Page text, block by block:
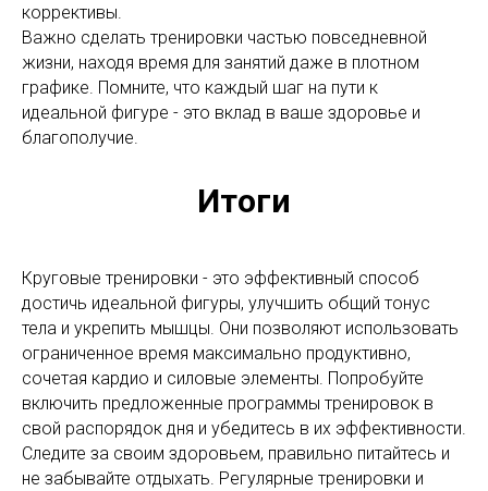
коррективы.
Важно сделать тренировки частью повседневной
жизни, находя время для занятий даже в плотном
графике. Помните, что каждый шаг на пути к
идеальной фигуре - это вклад в ваше здоровье и
благополучие.
Итоги
Круговые тренировки - это эффективный способ
достичь идеальной фигуры, улучшить общий тонус
тела и укрепить мышцы. Они позволяют использовать
ограниченное время максимально продуктивно,
сочетая кардио и силовые элементы. Попробуйте
включить предложенные программы тренировок в
свой распорядок дня и убедитесь в их эффективности.
Следите за своим здоровьем, правильно питайтесь и
не забывайте отдыхать. Регулярные тренировки и